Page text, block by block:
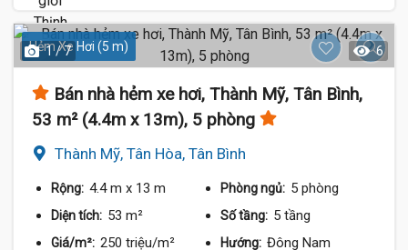
Hẻm Xe Hơi (5 m)
1 / 7 6
Bán nhà hẻm xe hơi, Thành Mỹ, Tân Bình,
53 m² (4.4m x 13m), 5 phòng
Thành Mỹ, Tân Hòa, Tân Bình
Rộng: 4.4 m x 13 m Phòng ngủ: 5 phòng
Diện tích: 53 m² Số tầng: 5 tầng
Giá/m²: 250 triệu/m² Hướng: Đông Nam